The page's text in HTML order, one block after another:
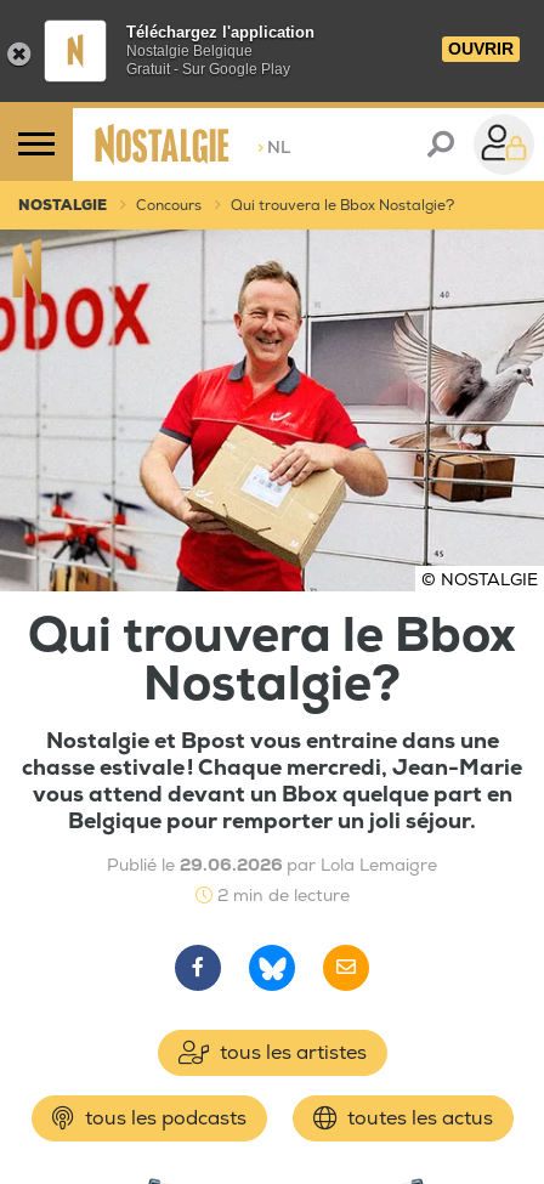
Téléchargez l'application
Nostalgie Belgique
Gratuit - Sur Google Play
OUVRIR
> NL
NOSTALGIE Concours Qui trouvera le Bbox Nostalgie?
© NOSTALGIE
Qui trouvera le Bbox
Nostalgie?
Nostalgie et Bpost vous entraine dans une
chasse estivale ! Chaque mercredi, Jean-Marie
vous attend devant un Bbox quelque part en
Belgique pour remporter un joli séjour.
Publié le 29.06.2026 par Lola Lemaigre
2 min de lecture
tous les artistes
tous les podcasts toutes les actus